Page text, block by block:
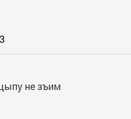
3
не зъим